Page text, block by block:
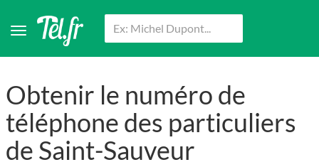
Obtenir le numéro de
téléphone des particuliers
de Saint-Sauveur